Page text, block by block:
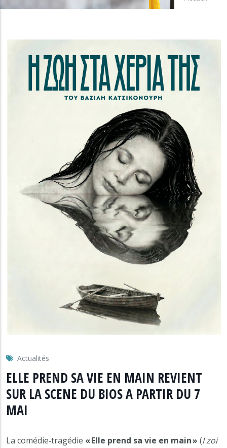
Actualités
ELLE PREND SA VIE EN MAIN REVIENT
SUR LA SCENE DU BIOS A PARTIR DU 7
MAI
La comédie‑tragédie « Elle prend sa vie en main » (I zoi